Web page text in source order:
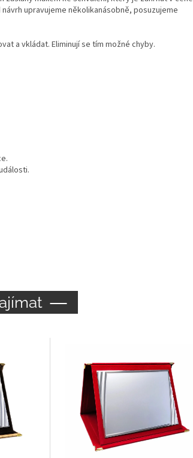
upravujeme několikanásobně, posuzujeme
a vkládat. Eliminují se tím možné chyby.